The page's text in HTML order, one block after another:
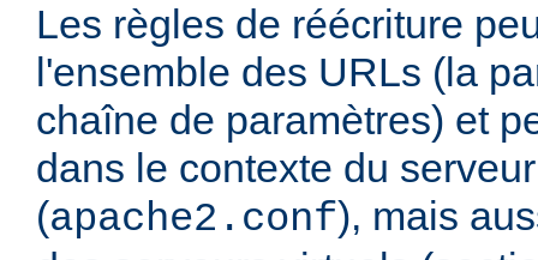
Les règles de réécriture
l'ensemble des URLs (la
chaîne de paramètres) et
dans le contexte du
(apache2.conf), mais